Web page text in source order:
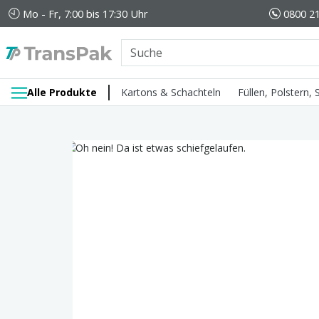
Mo - Fr, 7:00 bis 17:30 Uhr 0800
Alle Produkte Kartons & Schachteln Füllen, Polstern,